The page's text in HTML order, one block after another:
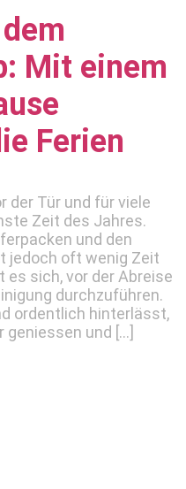
Mit einem
Ferien
der Tür und für viele
Zeit des Jahres.
und den
jedoch oft wenig Zeit
es sich, vor der Abreise
durchzuführen.
ordentlich hinterlässt,
geniessen und […]